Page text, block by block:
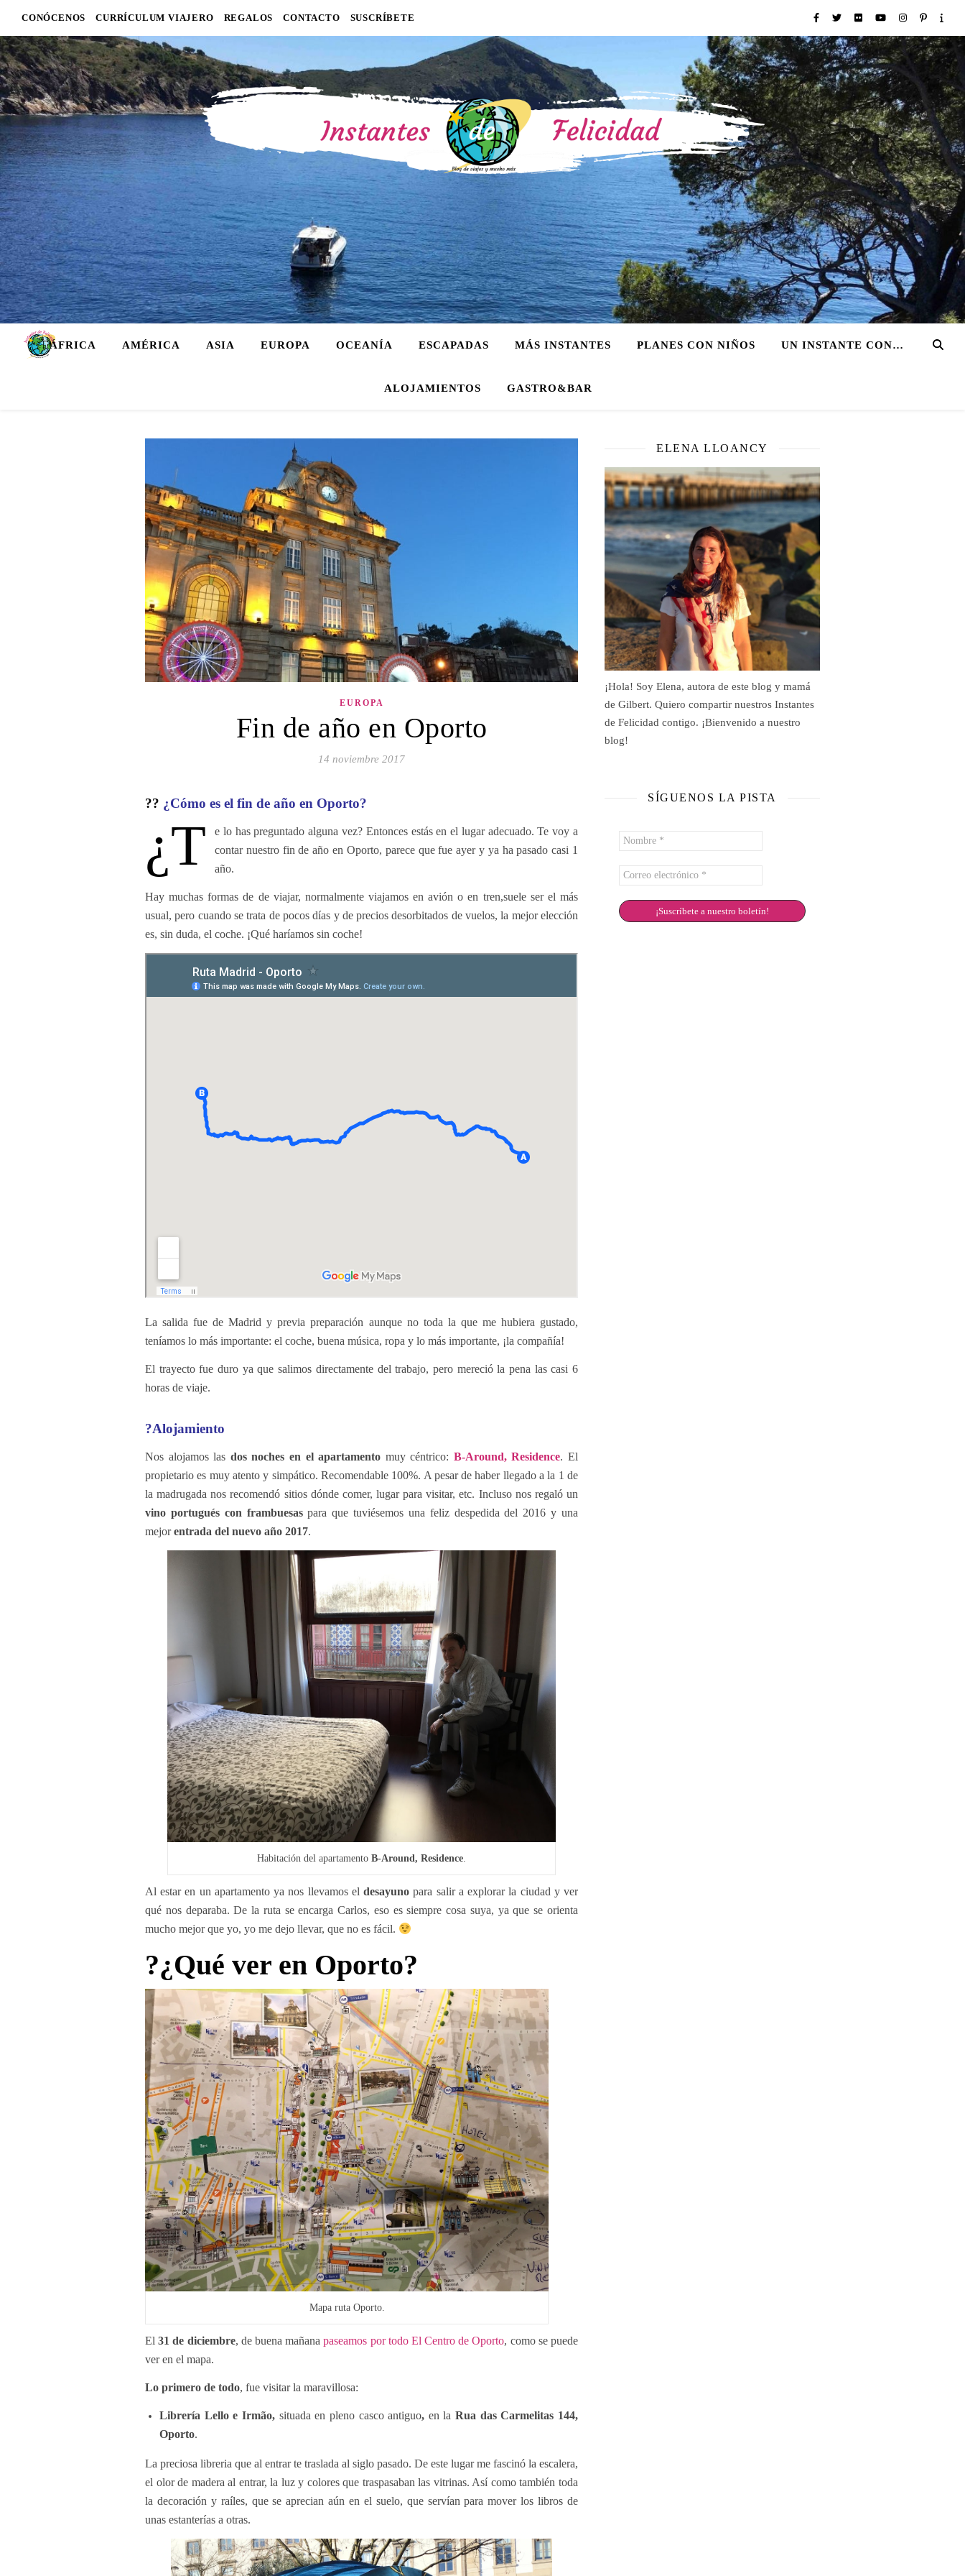
CONÓCENOS CURRÍCULUM VIAJERO REGALOS CONTACTO SUSCRÍBETE
ÁFRICA AMÉRICA ASIA EUROPA OCEANÍA ESCAPADAS MÁS INSTANTES PLANES CON NIÑOS UN INSTANTE CON…
ALOJAMIENTOS GASTRO&BAR
EUROPA
Fin de año en Oporto
14 noviembre 2017
?? ¿Cómo es el fin de año en Oporto?
¿T
e lo has preguntado alguna vez? Entonces estás en el lugar adecuado. Te voy a
contar nuestro fin de año en Oporto, parece que fue ayer y ya ha pasado casi 1
año.
Hay muchas formas de de viajar, normalmente viajamos en avión o en tren,suele ser el más
usual, pero cuando se trata de pocos días y de precios desorbitados de vuelos, la mejor elección
es, sin duda, el coche. ¡Qué haríamos sin coche!
La salida fue de Madrid y previa preparación aunque no toda la que me hubiera gustado,
teníamos lo más importante: el coche, buena música, ropa y lo más importante, ¡la compañía!
El trayecto fue duro ya que salimos directamente del trabajo, pero mereció la pena las casi 6
horas de viaje.
?Alojamiento
Nos alojamos las dos noches en el apartamento muy céntrico: B-Around, Residence. El
propietario es muy atento y simpático. Recomendable 100%. A pesar de haber llegado a la 1 de
la madrugada nos recomendó sitios dónde comer, lugar para visitar, etc. Incluso nos regaló un
vino portugués con frambuesaspara que tuviésemos una feliz despedida del 2016 y una
mejorentrada del nuevo año 2017.
Habitación del apartamento B-Around, Residence
Al estar en un apartamento ya nos llevamos eldesayuno para salir a explorar la ciudad y ver
qué nos deparaba. De la ruta se encarga Carlos, eso es siempre cosa suya, ya que se orienta
mucho mejor que yo, yo me dejo llevar, que no es fácil.
?¿Qué ver en Oporto?
Mapa ruta Oporto.
El31 de diciembre, de buena mañanapaseamos por todo El Centro de Oporto, como se puede
ver en el mapa.
Lo primero de todo, fue visitar la maravillosa:
Librería Lello e Irmão, situada en pleno casco antiguo, en laRua das Carmelitas 144,
Oporto.
La preciosa libreria que al entrar te traslada al siglo pasado. De este lugar me fascinó la escalera,
el olor de madera al entrar, la luz y colores que traspasaban las vitrinas. Así como también toda
la decoración y raíles, que se aprecian aún en el suelo, que servían para mover los libros de
unas estanterías a otras.
ELENA LLOANCY
¡Hola! Soy Elena, autora de este blog y mamá
de Gilbert. Quiero compartir nuestros Instantes
de Felicidad contigo. ¡Bienvenido a nuestro
blog!
SÍGUENOS LA PISTA
Nombre
Correo
*